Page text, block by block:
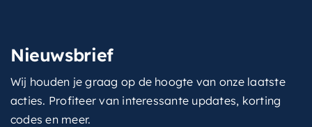
Nieuwsbrief
Wij houden je graag op de hoogte van onze laatste
acties. Profiteer van interessante updates, korting
codes en meer.